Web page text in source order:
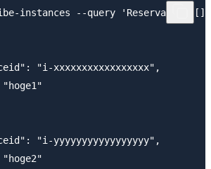
instances --query
"i-xxxxxxxxxxxxxxxxx",
"i-yyyyyyyyyyyyyyyyy",